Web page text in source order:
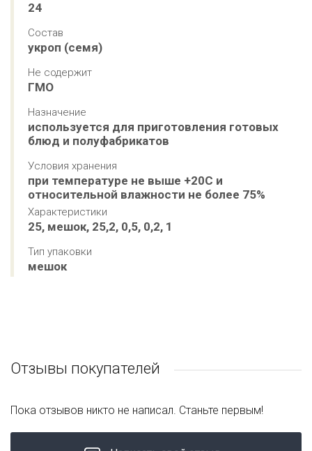
24
Состав
укроп (семя)
Не содержит
ГМО
Назначение
используется для приготовления готовых
блюд и полуфабрикатов
Условия хранения
при температуре не выше +20С и
относительной влажности не более 75%
Характеристики
25, мешок, 25,2, 0,5, 0,2, 1
Тип упаковки
мешок
Отзывы покупателей
Пока отзывов никто не написал. Станьте первым!